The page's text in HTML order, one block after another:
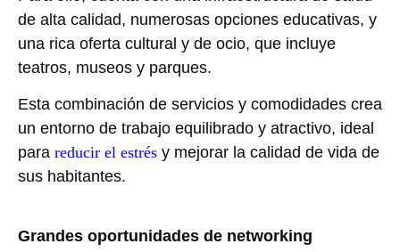
de alta calidad, numerosas opciones educativas, y
una rica oferta cultural y de ocio, que incluye
teatros, museos y parques.
Esta combinación de servicios y comodidades crea
un entorno de trabajo equilibrado y atractivo, ideal
para reducir el estrés y mejorar la calidad de vida de
sus habitantes.
Grandes oportunidades de networking